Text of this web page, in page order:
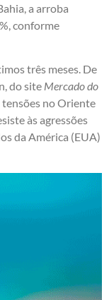
a arroba
conforme
três meses. De
do site Mercado do
tensões no Oriente
às agressões
da América (EUA)